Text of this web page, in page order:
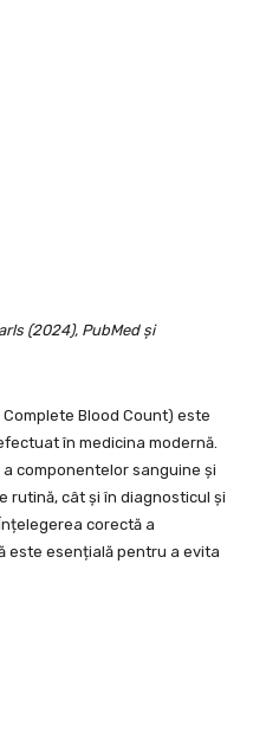
(2024), PubMed și
Blood Count) este
în medicina modernă.
componentelor sanguine și
rutină, cât și în diagnosticul și
corectă a
este esențială pentru a evita